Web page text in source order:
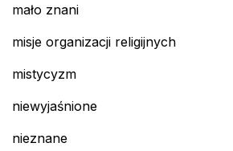
mało znani
misje organizacji religijnych
mistycyzm
niewyjaśnione
nieznane